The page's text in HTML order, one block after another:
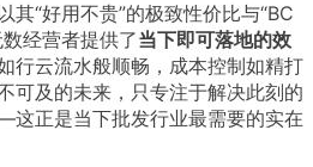
其“好用不贵”的极致性价比与“BC
经营者提供了当下即可落地的效
行云流水般顺畅，成本控制如精打
可及的未来，只专注于解决此刻的
正是当下批发行业最需要的实在